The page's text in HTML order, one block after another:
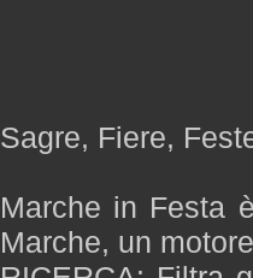
Sagre, Fiere,
Marche in Festa
Marche, un